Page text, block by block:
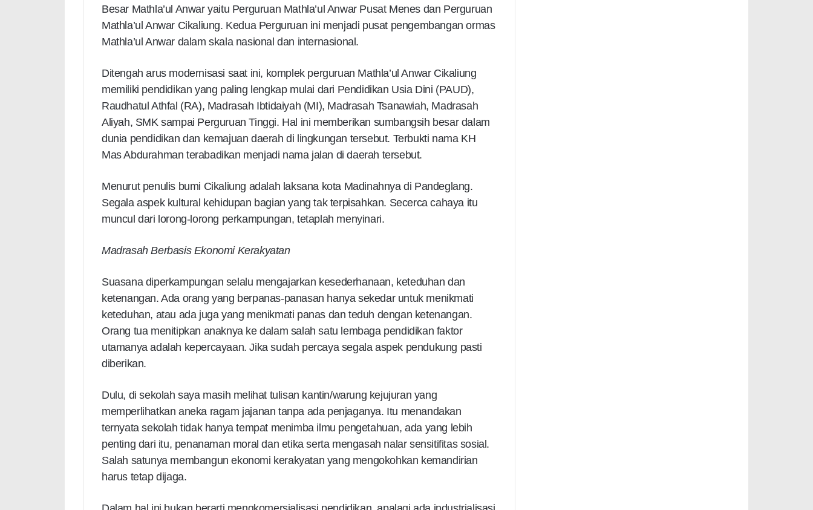
Besar Mathla’ul Anwar yaitu Perguruan Mathla’ul Anwar Pusat Menes dan Perguruan
Mathla’ul Anwar Cikaliung. Kedua Perguruan ini menjadi pusat pengembangan ormas
Mathla’ul Anwar dalam skala nasional dan internasional.
Ditengah arus modernisasi saat ini, komplek perguruan Mathla’ul Anwar Cikaliung
memiliki pendidikan yang paling lengkap mulai dari Pendidikan Usia Dini (PAUD),
Raudhatul Athfal (RA), Madrasah Ibtidaiyah (MI), Madrasah Tsanawiah, Madrasah
Aliyah, SMK sampai Perguruan Tinggi. Hal ini memberikan sumbangsih besar dalam
dunia pendidikan dan kemajuan daerah di lingkungan tersebut. Terbukti nama KH
Mas Abdurahman terabadikan menjadi nama jalan di daerah tersebut.
Menurut penulis bumi Cikaliung adalah laksana kota Madinahnya di Pandeglang.
Segala aspek kultural kehidupan bagian yang tak terpisahkan. Secerca cahaya itu
muncul dari lorong-lorong perkampungan, tetaplah menyinari.
Madrasah Berbasis Ekonomi Kerakyatan
Suasana diperkampungan selalu mengajarkan kesederhanaan, keteduhan dan
ketenangan. Ada orang yang berpanas-panasan hanya sekedar untuk menikmati
keteduhan, atau ada juga yang menikmati panas dan teduh dengan ketenangan.
Orang tua menitipkan anaknya ke dalam salah satu lembaga pendidikan faktor
utamanya adalah kepercayaan. Jika sudah percaya segala aspek pendukung pasti
diberikan.
Dulu, di sekolah saya masih melihat tulisan kantin/warung kejujuran yang
memperlihatkan aneka ragam jajanan tanpa ada penjaganya. Itu menandakan
ternyata sekolah tidak hanya tempat menimba ilmu pengetahuan, ada yang lebih
penting dari itu, penanaman moral dan etika serta mengasah nalar sensitifitas sosial.
Salah satunya membangun ekonomi kerakyatan yang mengokohkan kemandirian
harus tetap dijaga.